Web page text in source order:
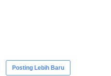
Posting Lebih Baru